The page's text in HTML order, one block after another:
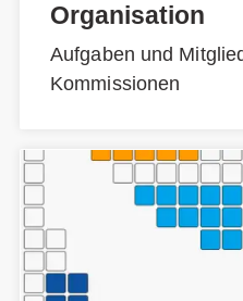
Organisation
Aufgaben und
Kommissionen